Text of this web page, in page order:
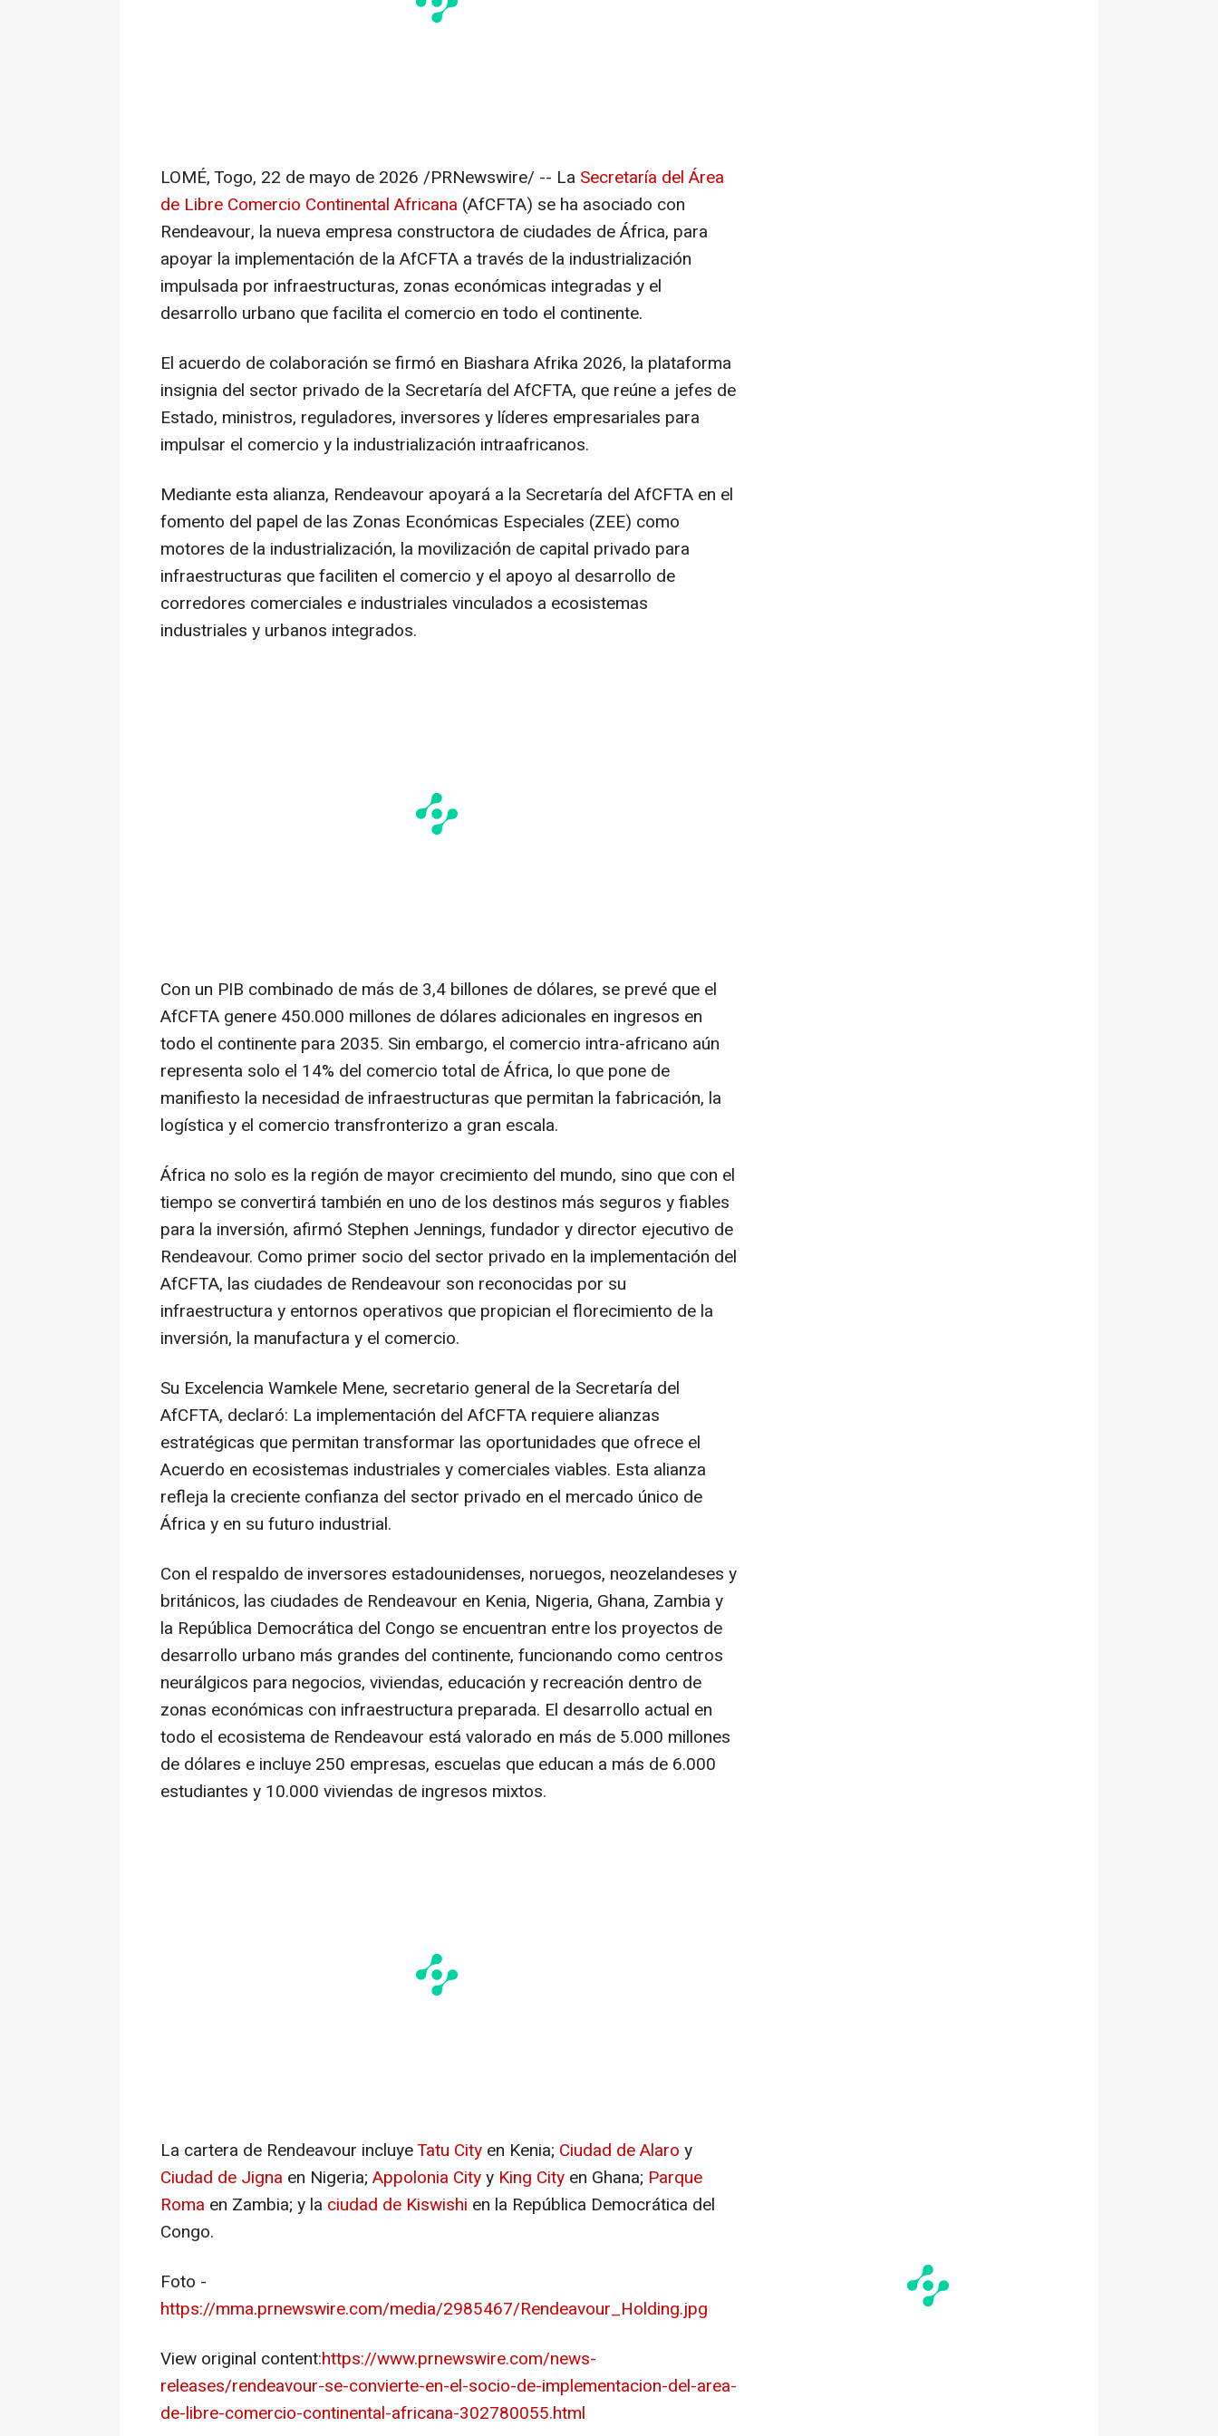
LOMÉ, Togo, 22 de mayo de 2026 /PRNewswire/ -- La Secretaría del Área
de Libre Comercio Continental Africana (AfCFTA) se ha asociado con
Rendeavour, la nueva empresa constructora de ciudades de África, para
apoyar la implementación de la AfCFTA a través de la industrialización
impulsada por infraestructuras, zonas económicas integradas y el
desarrollo urbano que facilita el comercio en todo el continente.
El acuerdo de colaboración se firmó en Biashara Afrika 2026, la plataforma
insignia del sector privado de la Secretaría del AfCFTA, que reúne a jefes de
Estado, ministros, reguladores, inversores y líderes empresariales para
impulsar el comercio y la industrialización intraafricanos.
Mediante esta alianza, Rendeavour apoyará a la Secretaría del AfCFTA en el
fomento del papel de las Zonas Económicas Especiales (ZEE) como
motores de la industrialización, la movilización de capital privado para
infraestructuras que faciliten el comercio y el apoyo al desarrollo de
corredores comerciales e industriales vinculados a ecosistemas
industriales y urbanos integrados.
Con un PIB combinado de más de 3,4 billones de dólares, se prevé que el
AfCFTA genere 450.000 millones de dólares adicionales en ingresos en
todo el continente para 2035. Sin embargo, el comercio intra-africano aún
representa solo el 14% del comercio total de África, lo que pone de
manifiesto la necesidad de infraestructuras que permitan la fabricación, la
logística y el comercio transfronterizo a gran escala.
África no solo es la región de mayor crecimiento del mundo, sino que con el
tiempo se convertirá también en uno de los destinos más seguros y fiables
para la inversión, afirmó Stephen Jennings, fundador y director ejecutivo de
Rendeavour. Como primer socio del sector privado en la implementación del
AfCFTA, las ciudades de Rendeavour son reconocidas por su
infraestructura y entornos operativos que propician el florecimiento de la
inversión, la manufactura y el comercio.
Su Excelencia Wamkele Mene, secretario general de la Secretaría del
AfCFTA, declaró: La implementación del AfCFTA requiere alianzas
estratégicas que permitan transformar las oportunidades que ofrece el
Acuerdo en ecosistemas industriales y comerciales viables. Esta alianza
refleja la creciente confianza del sector privado en el mercado único de
África y en su futuro industrial.
Con el respaldo de inversores estadounidenses, noruegos, neozelandeses y
británicos, las ciudades de Rendeavour en Kenia, Nigeria, Ghana, Zambia y
la República Democrática del Congo se encuentran entre los proyectos de
desarrollo urbano más grandes del continente, funcionando como centros
neurálgicos para negocios, viviendas, educación y recreación dentro de
zonas económicas con infraestructura preparada. El desarrollo actual en
todo el ecosistema de Rendeavour está valorado en más de 5.000 millones
de dólares e incluye 250 empresas, escuelas que educan a más de 6.000
estudiantes y 10.000 viviendas de ingresos mixtos.
La cartera de Rendeavour incluyeTatu City en Kenia; Ciudad de Alaro y
Ciudad de Jigna en Nigeria; Appolonia Cityy King City en Ghana; Parque
Roma en Zambia; y la ciudad de Kiswishi en la República Democrática del
Congo.
Foto -
https://mma.prnewswire.com/media/2985467/Rendeavour_Holding.jpg
View original content:https://www.prnewswire.com/news-
releases/rendeavour-se-convierte-en-el-socio-de-implementacion-del-area-
de-libre-comercio-continental-africana-302780055.html